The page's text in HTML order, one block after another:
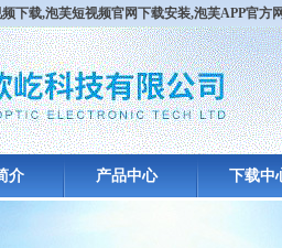
下载,泡芙短视频官网下载安装,泡芙APP官方
介 产品中心 下载中